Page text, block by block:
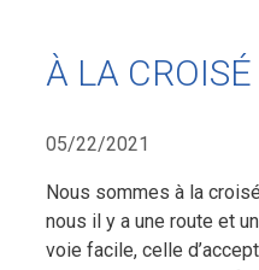
À LA
05/22/2021
Nous sommes à la
nous il y a une route et
voie facile, celle